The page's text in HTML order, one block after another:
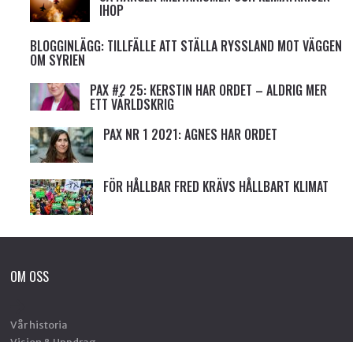
IHOP
BLOGGINLÄGG: TILLFÄLLE ATT STÄLLA RYSSLAND MOT VÄGGEN
OM SYRIEN
PAX #2 25: KERSTIN HAR ORDET – ALDRIG MER
ETT VÄRLDSKRIG
PAX NR 1 2021: AGNES HAR ORDET
FÖR HÅLLBAR FRED KRÄVS HÅLLBART KLIMAT
OM OSS
Vår historia